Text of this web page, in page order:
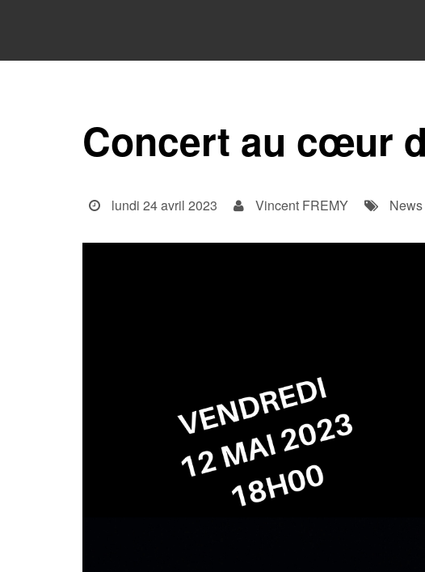
Concert au cœur
lundi 24 avril 2023 Vincent FREMY News